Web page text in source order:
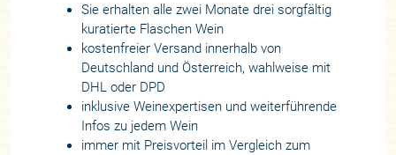
Sie erhalten alle zwei Monate drei sorgfältig
kuratierte Flaschen Wein
kostenfreier Versand innerhalb von
Deutschland und Österreich, wahlweise mit
DHL oder DPD
inklusive Weinexpertisen und weiterführende
Infos zu jedem Wein
immer mit Preisvorteil im Vergleich zum